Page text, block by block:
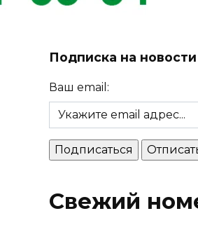
Подписка на новости
Ваш email:
Свежий